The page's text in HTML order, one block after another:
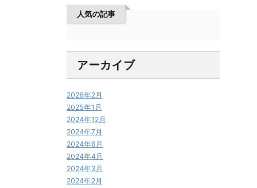
人気の記事
アーカイブ
2026年2月
2025年1月
2024年12月
2024年7月
2024年6月
2024年4月
2024年3月
2024年2月